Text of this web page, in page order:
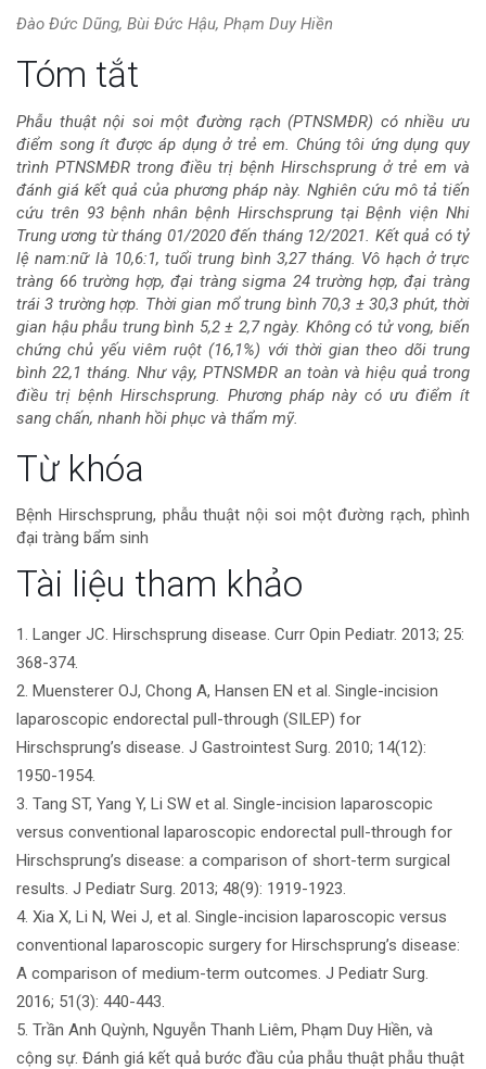
Đào Đức Dũng, Bùi Đức Hậu, Phạm Duy Hiền
Nội
dung
chính
của
bài
viết
Tóm tắt
Phẫu thuật nội soi một đường rạch (PTNSMĐR) có nhiều ưu
điểm song ít được áp dụng ở trẻ em. Chúng tôi ứng dụng quy
trình PTNSMĐR trong điều trị bệnh Hirschsprung ở trẻ em và
đánh giá kết quả của phương pháp này. Nghiên cứu mô tả tiến
cứu trên 93 bệnh nhân bệnh Hirschsprung tại Bệnh viện Nhi
Trung ương từ tháng 01/2020 đến tháng 12/2021. Kết quả có tỷ
lệ nam:nữ là 10,6:1, tuổi trung bình 3,27 tháng. Vô hạch ở trực
tràng 66 trường hợp, đại tràng sigma 24 trường hợp, đại tràng
trái 3 trường hợp. Thời gian mổ trung bình 70,3 ± 30,3 phút, thời
gian hậu phẫu trung bình 5,2 ± 2,7 ngày. Không có tử vong, biến
chứng chủ yếu viêm ruột (16,1%) với thời gian theo dõi trung
bình 22,1 tháng. Như vậy, PTNSMĐR an toàn và hiệu quả trong
điều trị bệnh Hirschsprung. Phương pháp này có ưu điểm ít
sang chấn, nhanh hồi phục và thẩm mỹ.
Chi
tiết
bài
viết
Từ khóa
Bệnh Hirschsprung, phẫu thuật nội soi một đường rạch, phình
đại tràng bẩm sinh
Tài liệu tham khảo
1. Langer JC. Hirschsprung disease. Curr Opin Pediatr. 2013; 25:
368-374.
2. Muensterer OJ, Chong A, Hansen EN et al. Single-incision
laparoscopic endorectal pull-through (SILEP) for
Hirschsprung’s disease. J Gastrointest Surg. 2010; 14(12):
1950-1954.
3. Tang ST, Yang Y, Li SW et al. Single-incision laparoscopic
versus conventional laparoscopic endorectal pull-through for
Hirschsprung’s disease: a comparison of short-term surgical
results. J Pediatr Surg. 2013; 48(9): 1919-1923.
4. Xia X, Li N, Wei J, et al. Single-incision laparoscopic versus
conventional laparoscopic surgery for Hirschsprung’s disease:
A comparison of medium-term outcomes. J Pediatr Surg.
2016; 51(3): 440-443.
5. Trần Anh Quỳnh, Nguyễn Thanh Liêm, Phạm Duy Hiền, và
cộng sự. Đánh giá kết quả bước đầu của phẫu thuật phẫu thuật